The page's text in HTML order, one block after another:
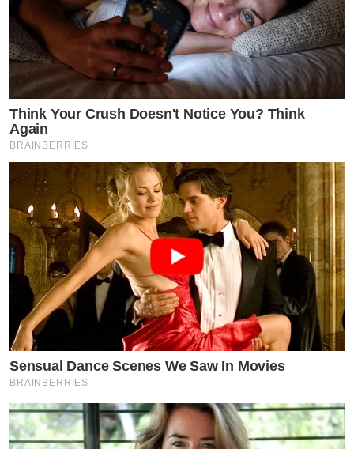
Think Your Crush Doesn't Notice You? Think
Again
BRAINBERRIES
Sensual Dance Scenes We Saw In Movies
BRAINBERRIES